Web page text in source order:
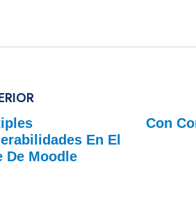
En El
De Moodle
Con